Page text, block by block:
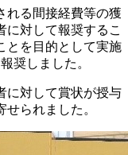
る間接経費等の獲
に対して報奨するこ
とを目的として実施
奨しました。
に対して賞状が授与
られました。